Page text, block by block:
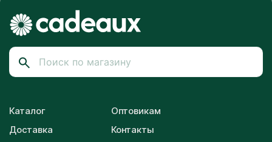
Каталог
Доставка
Оптовикам
Контакты